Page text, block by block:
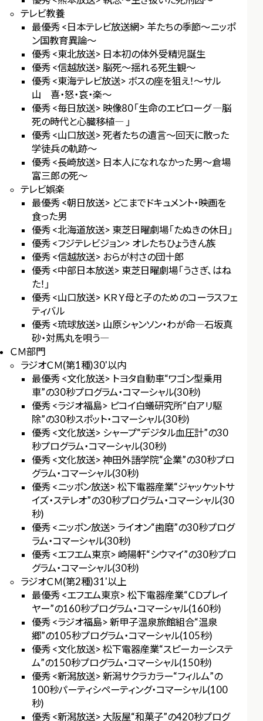
テレビ教養
最優秀 <日本テレビ放送網> 羊たちの季節～ニッポ
ン国教育異論～
優秀 <東北放送> 日本初の体外受精児誕生
優秀 <信越放送> 脳死～揺れる死生観～
優秀 <東海テレビ放送> ボスの座を狙え！～サル
山 喜・怒・哀・楽～
優秀 <毎日放送> 映像80「生命のエピローグ ―脳
死の時代と心臓移植― 」
優秀 <山口放送> 死者たちの遺言～回天に散った
学徒兵の軌跡～
優秀 <長崎放送> 日本人になれなかった男～倉場
富三郎の死～
テレビ娯楽
最優秀 <朝日放送> どこまでドキュメント・映画を
食った男
優秀 <北海道放送> 東芝日曜劇場「たぬきの休日」
優秀 <フジテレビジョン> オレたちひょうきん族
優秀 <信越放送> おらが村さの団十郎
優秀 <中部日本放送> 東芝日曜劇場「うさぎ、はね
た！」
優秀 <山口放送> ＫＲＹ母と子のためのコーラスフェ
ティバル
優秀 <琉球放送> 山原シャンソン・わが命―石坂真
砂・対馬丸を唄う―
ＣＭ部門
ラジオＣＭ(第1種)30'以内
最優秀 <文化放送> トヨタ自動車“ワゴン型乗用
車”の30秒プログラム・コマーシャル(30秒)
優秀 <ラジオ福島> ピコイ白蟻研究所“白アリ駆
除”の30秒スポット・コマーシャル(30秒)
優秀 <文化放送> シャープ“デジタル血圧計”の30
秒プログラム・コマーシャル(30秒)
優秀 <文化放送> 神田外語学院“企業”の30秒プロ
グラム・コマーシャル(30秒)
優秀 <ニッポン放送> 松下電器産業“ジャッケットサ
イズ・ステレオ”の30秒プログラム・コマーシャル(30
秒)
優秀 <ニッポン放送> ライオン“歯磨”の30秒プログ
ラム・コマーシャル(30秒)
優秀 <エフエム東京> 崎陽軒“シウマイ”の30秒プロ
グラム・コマーシャル(30秒)
ラジオＣＭ(第2種)31'以上
最優秀 <エフエム東京> 松下電器産業“ＣＤプレイ
ヤー”の160秒プログラム・コマーシャル(160秒)
優秀 <ラジオ福島> 新甲子温泉旅館組合“温泉
郷”の105秒プログラム・コマーシャル(105秒)
優秀 <文化放送> 松下電器産業“スピーカーシステ
ム”の150秒プログラム・コマーシャル(150秒)
優秀 <新潟放送> 新潟サクラカラー“フィルム”の
100秒パーティシペーティング・コマーシャル(100
秒)
優秀 <新潟放送> 大阪屋“和菓子”の420秒プログ